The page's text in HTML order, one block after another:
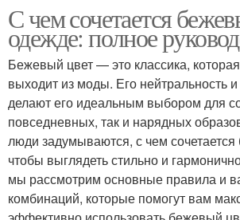
С чем сочетается
одежде: полное
Бежевый цвет — это классика,
выходит из моды. Его нейтральность
делают его идеальным выбором для
повседневных, так и нарядных
люди задумываются, с чем
чтобы выглядеть стильно и
мы рассмотрим основные правила и
комбинаций, которые помогут вам